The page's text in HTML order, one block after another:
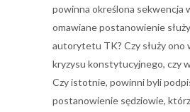
powinna określona sekwencja
omawiane postanowienie
autorytetu TK? Czy służy ono
kryzysu konstytucyjnego, czy
Czy istotnie, powinni byli
postanowienie sędziowie,